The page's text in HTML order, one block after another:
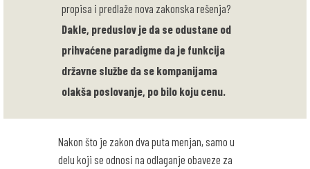
propisa i predlaže nova zakonska rešenja?
Dakle, preduslov je da se odustane od
prihvaćene paradigme da je funkcija
državne službe da se kompanijama
olakša poslovanje, po bilo koju cenu.
Nakon što je zakon dva puta menjan, samo u
delu koji se odnosi na odlaganje obaveze za